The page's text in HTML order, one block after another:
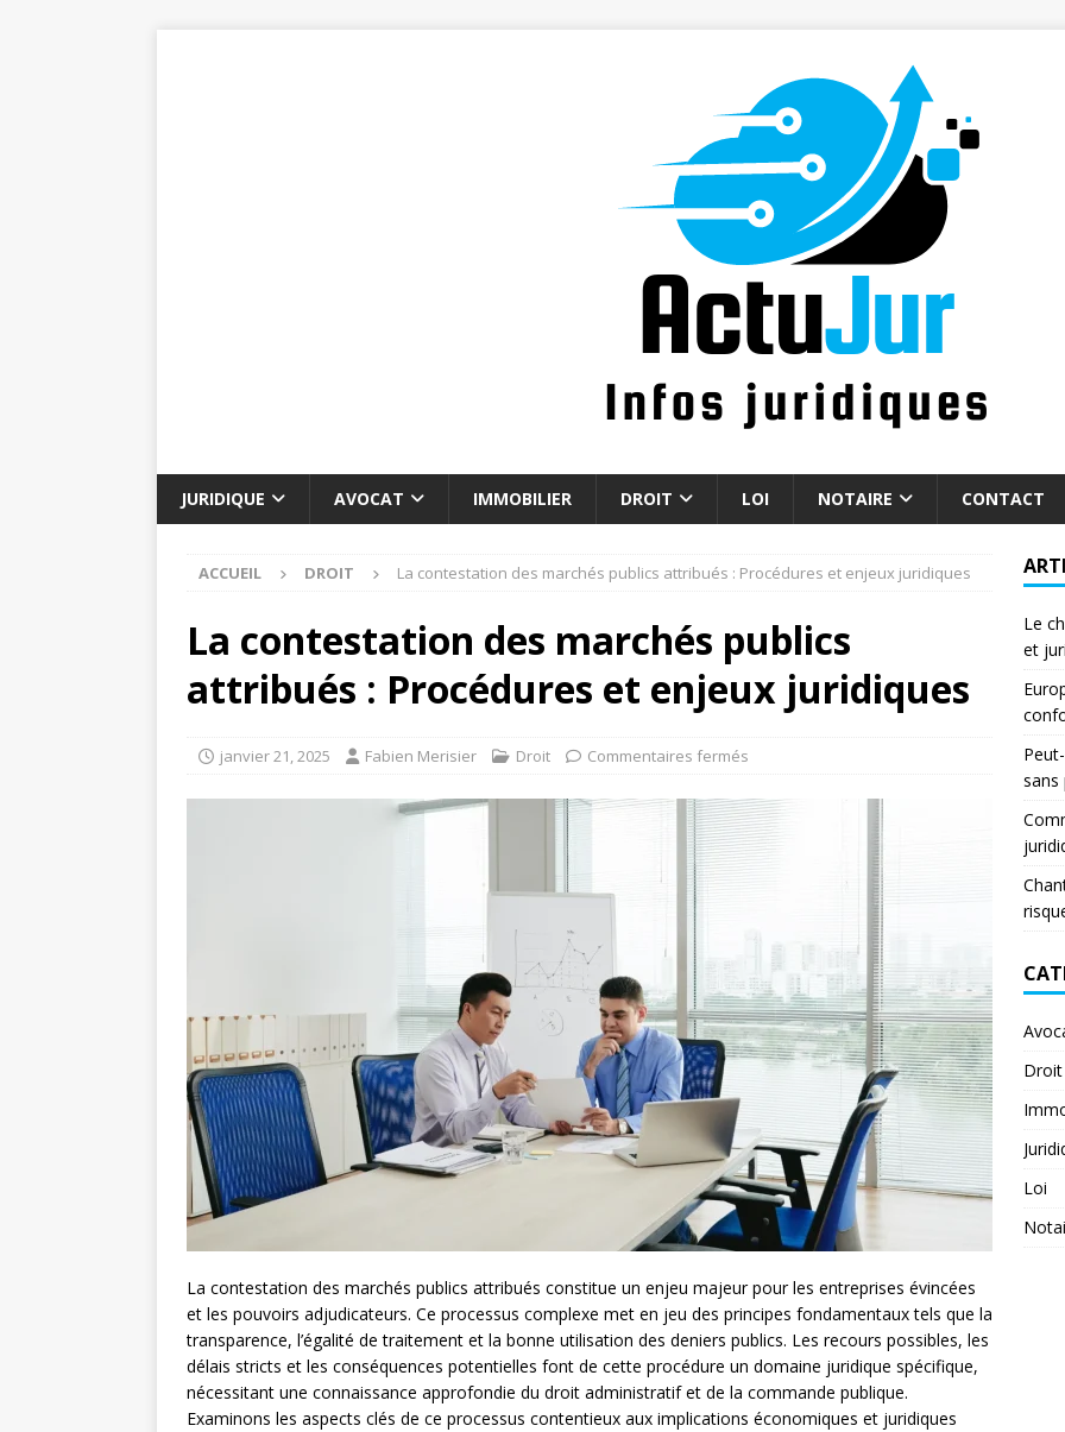
JURIDIQUE AVOCAT IMMOBILIER DROIT LOI NOTAIRE CONTACT
ACCUEIL DROIT La contestation des marchés publics attribués : Procédures et enjeux juridiques
La contestation des marchés publics
attribués : Procédures et enjeux juridiques
janvier 21, 2025 Fabien Merisier Droit Commentaires fermés
La contestation des marchés publics attribués constitue un enjeu majeur pour les entreprises évincées
et les pouvoirs adjudicateurs. Ce processus complexe met en jeu des principes fondamentaux tels que la
transparence, l’égalité de traitement et la bonne utilisation des deniers publics. Les recours possibles, les
délais stricts et les conséquences potentielles font de cette procédure un domaine juridique spécifique,
nécessitant une connaissance approfondie du droit administratif et de la commande publique.
Examinons les aspects clés de ce processus contentieux aux implications économiques et juridiques
Le
et
sans
Droit
Loi